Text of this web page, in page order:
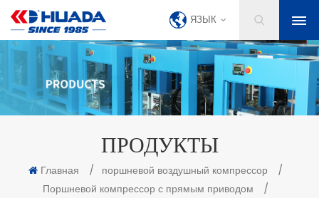
ЯЗЫК
ПРОДУКТЫ
Главная / поршневой воздушный компрессор
/
Поршневой компрессор с прямым приводом
/